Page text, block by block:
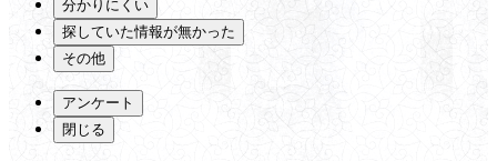
分かりにくい
探していた情報が無かった
その他
アンケート
閉じる